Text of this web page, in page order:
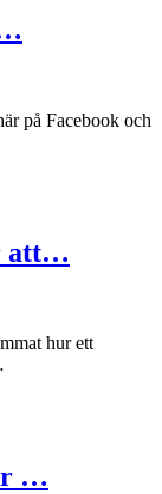
på Facebook och
att…
hur ett
…